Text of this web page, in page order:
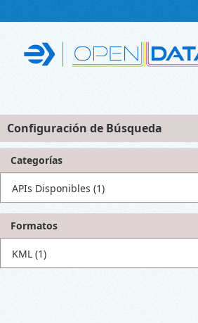
Configuración de Búsqueda
Categorías
APIs Disponibles (1)
Formatos
KML (1)